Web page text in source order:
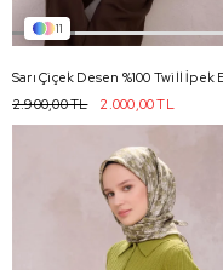
11
2.000,00 TL
2.900,00 TL